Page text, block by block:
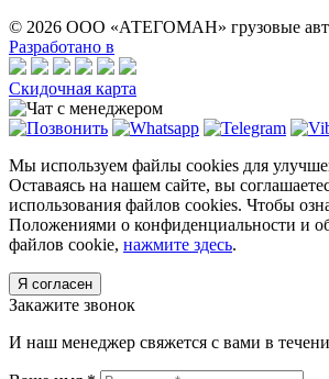
© 2026 ООО «АТЕГОМАН» грузовые
Разработано в
Скидочная карта
Мы используем файлы cookies для
Оставаясь на нашем сайте, вы
использования файлов cookies. Чтобы
Положениями о конфиденциальности и
файлов cookie, нажмите здесь.
Я согласен
Закажите звонок
И наш менеджер свяжется с вами в